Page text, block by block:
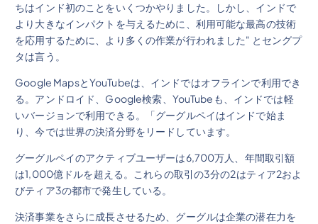
ちはインド初のことをいくつかやりました。しかし、インドで
より大きなインパクトを与えるために、利用可能な最高の技術
を応用するために、より多くの作業が行われました" とセングプ
タは言う。
Google MapsとYouTubeは、インドではオフラインで利用でき
る。アンドロイド、Google検索、YouTubeも、インドでは軽
いバージョンで利用できる。「グーグルペイはインドで始ま
り、今では世界の決済分野をリードしています。
グーグルペイのアクティブユーザーは6,700万人、年間取引額
は1,000億ドルを超える。これらの取引の3分の2はティア2およ
びティア3の都市で発生している。
決済事業をさらに成長させるため、グーグルは企業の潜在力を